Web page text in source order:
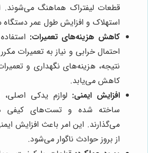
قطعات لیفتراک هماهنگ
استهلاک و افزایش طول عمر
کاهش هزینه‌های تعمیرات:
احتمال خرابی و نیاز به تعمیرات
نتیجه، هزینه‌های نگهداری و
کاهش می‌یابد.
افزایش ایمنی: لوازم یدکی اصلی،
ساخته شده و تست‌های کیفی
می‌گذارند. این امر باعث افزایش
از بروز حوادث ناگوار می‌شود.